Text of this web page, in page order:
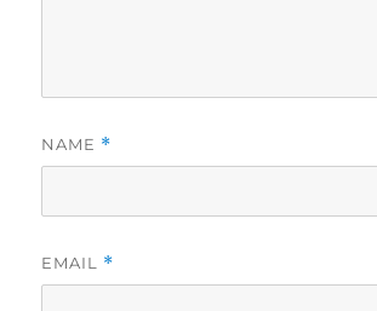
NAME *
EMAIL *